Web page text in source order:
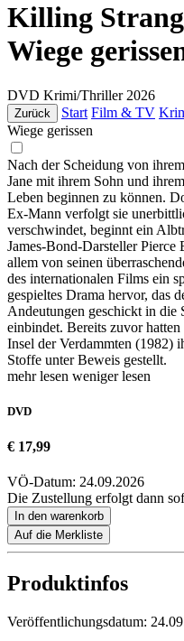
Killing
Wiege
DVD Krimi/Thriller 2026
Zurück Start Film & TV
Wiege gerissen
Nach der Scheidung von
Jane mit ihrem Sohn und
Leben beginnen zu können.
Ex-Mann verfolgt sie
verschwindet, beginnt ein
James-Bond-Darsteller
allem von seinen
des internationalen Films ein
gespieltes Drama hervor, das
Andeutungen geschickt in die
einbindet. Bereits zuvor
Insel der Verdammten (1982)
Stoffe unter Beweis gestellt.
mehr lesen weniger lesen
DVD
€ 17,99
VÖ-Datum: 24.09.2026
Die Zustellung erfolgt dann
In den warenkorb
Auf die Merkliste
Produktinfos
Veröffentlichungsdatum: